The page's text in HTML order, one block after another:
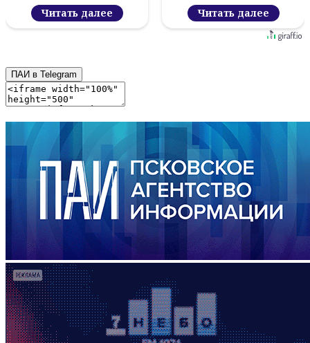
Читать далее Читать далее
ПАИ в Telegram